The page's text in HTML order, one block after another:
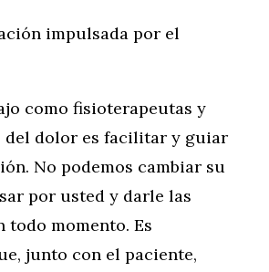
impulsada por el
como fisioterapeutas y
del dolor es facilitar y guiar
No podemos cambiar su
por usted y darle las
todo momento. Es
junto con el paciente,